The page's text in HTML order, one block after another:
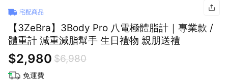
宅配商品
【3ZeBra】3Body Pro 八電極體脂計｜專業款 /
體重計 減重減脂幫手 生日禮物 親朋送禮
$2,980 $6,980
免運費